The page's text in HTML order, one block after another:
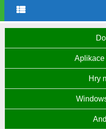
Hry